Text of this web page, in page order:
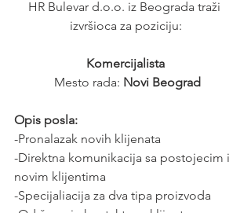
HR Bulevar d.o.o. iz Beograda traži
izvršioca za poziciju:
Komercijalista
Mesto rada: Novi Beograd
Opis posla:
-Pronalazak novih klijenata
-Direktna komunikacija sa postojecim i
novim klijentima
-Specijaliacija za dva tipa proizvoda